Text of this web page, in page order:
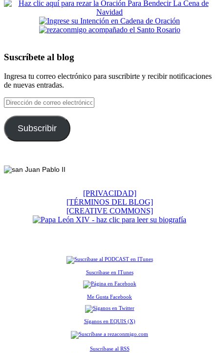
Suscríbete al blog
Ingresa tu correo electrónico para suscribirte y recibir notificaciones
de nuevas entradas.
Dirección
de
correo
electrónico
Subscribir
[PRIVACIDAD]
[TÉRMINOS DEL BLOG]
[CREATIVE COMMONS]
Suscríbase en ITunes
Me Gusta Facebook
Síganos en EQUIS (X)
Suscríbase al RSS